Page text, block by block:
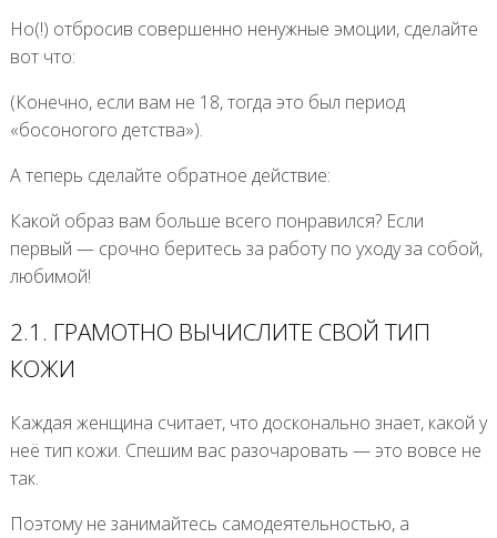
Но(!) отбросив совершенно ненужные эмоции, сделайте
вот что:
(Конечно, если вам не 18, тогда это был период
«босоногого детства»).
А теперь сделайте обратное действие:
Какой образ вам больше всего понравился? Если
первый — срочно беритесь за работу по уходу за собой,
любимой!
2.1. ГРАМОТНО ВЫЧИСЛИТЕ СВОЙ ТИП
КОЖИ
Каждая женщина считает, что досконально знает, какой у
неё тип кожи. Спешим вас разочаровать — это вовсе не
так.
Поэтому не занимайтесь самодеятельностью, а